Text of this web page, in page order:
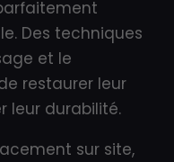
Des techniques
et le
restaurer leur
leur durabilité.
sur site,